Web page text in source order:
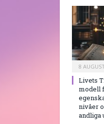
8
Livets
modell
nivåer
andliga